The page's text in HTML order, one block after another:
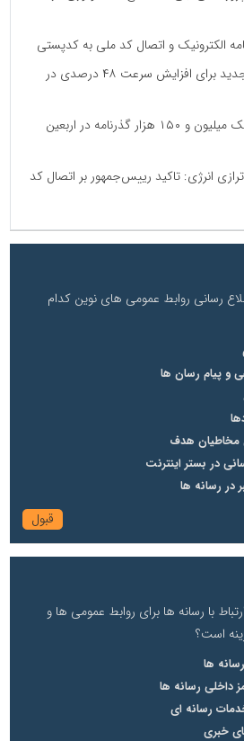
الکترونیک و اتصال کد ملی به کدپستی
تفکیک هوشمند، راهکار جدید برای افزایش سرعت ۴۸ درصدی در
مدیر عامل پست: توزیع یک میلیون و ۱۵۰ هزار گذرنامه در اربعین
انرژی: تاکید رییس‌جمهور بر اتصال کد
رسانی روابط عمومی های نوین کدام
و پیام رسان ها
مخاطیان هدف
در بستر اینترنت
رسانه ها
با رسانه ها برای روابط عمومی ها و
است؟
ها
رسانه ها
رسانه ای
خبری